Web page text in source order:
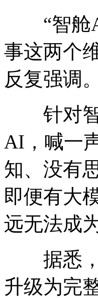
“智舱AI
事这两个
反复强调。
针对智
AI，喊一
知、没有
即便有大
远无法成
据悉，
升级为完